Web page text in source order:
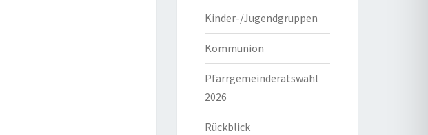
Kinder-/Jugendgruppen
Kommunion
Pfarrgemeinderatswahl
2026
Rückblick